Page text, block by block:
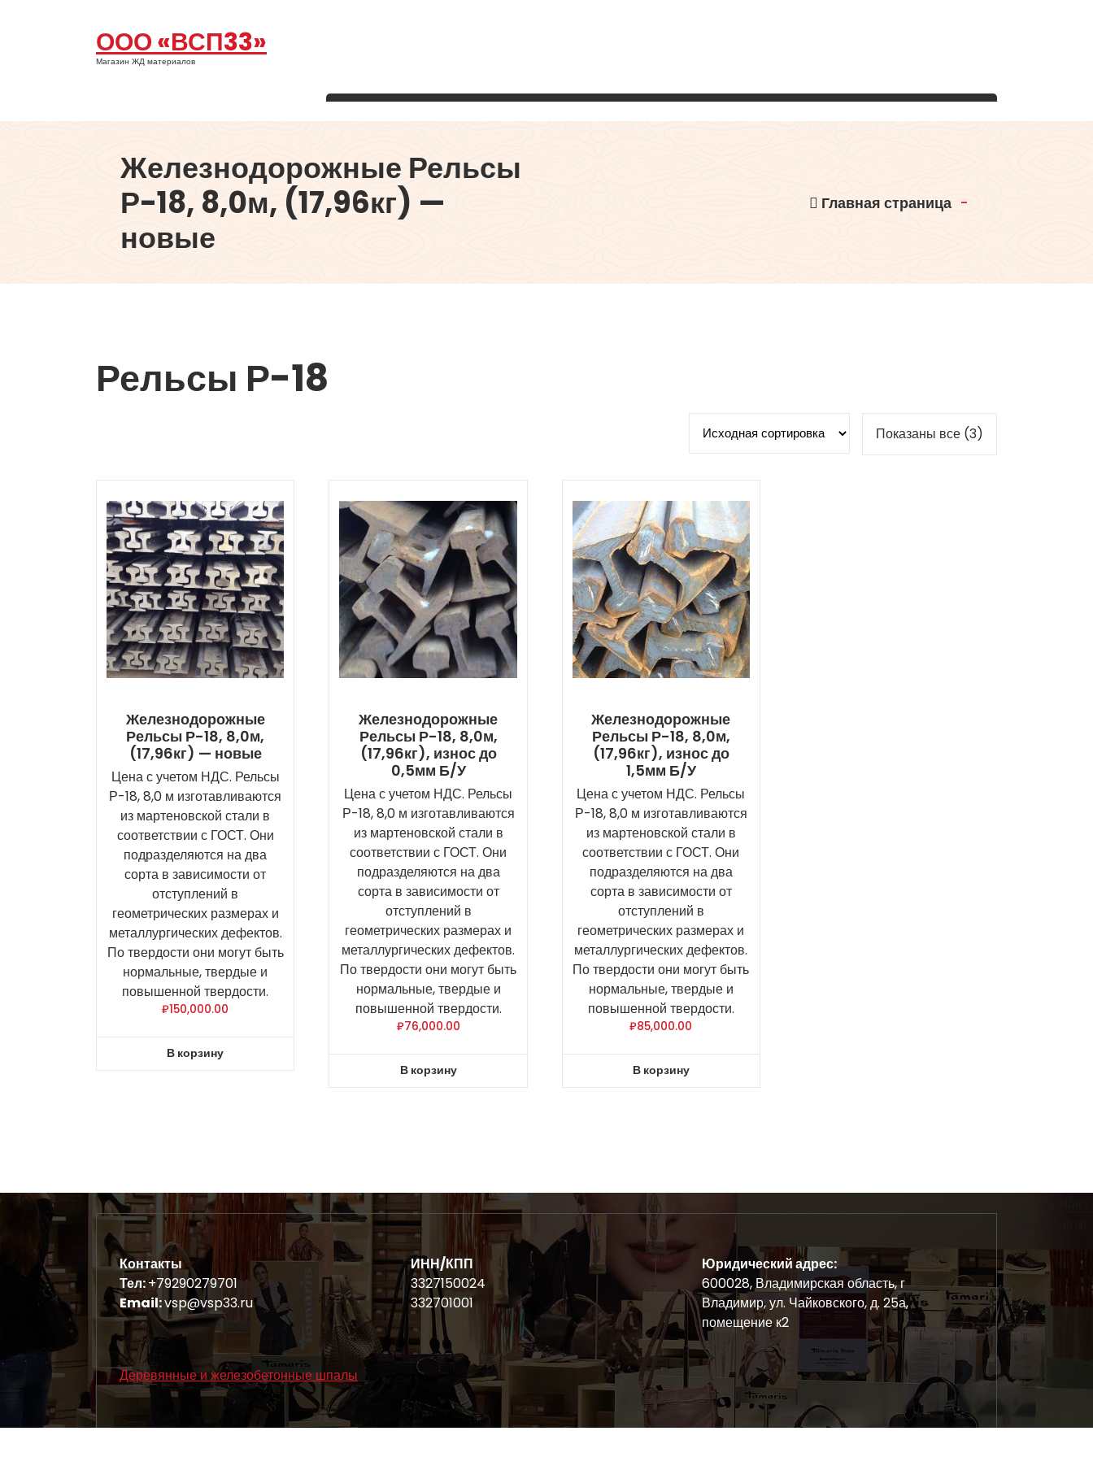
ООО «ВСП33»
Магазин ЖД материалов
Железнодорожные Рельсы
Р-18, 8,0м, (17,96кг) —
новые
Главная страница -
Рельсы Р-18
Показаны все (3)
Железнодорожные
Рельсы Р-18, 8,0м,
(17,96кг) — новые
Цена с учетом НДС. Рельсы
Р-18, 8,0 м изготавливаются
из мартеновской стали в
соответствии с ГОСТ. Они
подразделяются на два
сорта в зависимости от
отступлений в
геометрических размерах и
металлургических дефектов.
По твердости они могут быть
нормальные, твердые и
повышенной твердости.
₽150,000.00
В корзину
Железнодорожные
Рельсы Р-18, 8,0м,
(17,96кг), износ до
0,5мм Б/У
Цена с учетом НДС. Рельсы
Р-18, 8,0 м изготавливаются
из мартеновской стали в
соответствии с ГОСТ. Они
подразделяются на два
сорта в зависимости от
отступлений в
геометрических размерах и
металлургических дефектов.
По твердости они могут быть
нормальные, твердые и
повышенной твердости.
₽76,000.00
В корзину
Железнодорожные
Рельсы Р-18, 8,0м,
(17,96кг), износ до
1,5мм Б/У
Цена с учетом НДС. Рельсы
Р-18, 8,0 м изготавливаются
из мартеновской стали в
соответствии с ГОСТ. Они
подразделяются на два
сорта в зависимости от
отступлений в
геометрических размерах и
металлургических дефектов.
По твердости они могут быть
нормальные, твердые и
повышенной твердости.
₽85,000.00
В корзину
Контакты
Тел:+79290279701
Email:vsp@vsp33.ru
ИНН/КПП
3327150024
332701001
Юридический адрес:
600028, Владимирская область, г
Владимир, ул. Чайковского, д. 25а,
помещение к2
Деревянные и железобетонные шпалы